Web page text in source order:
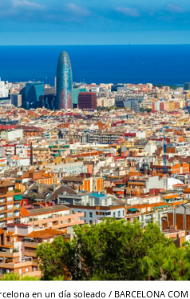
en un día soleado / BARCELONA COM